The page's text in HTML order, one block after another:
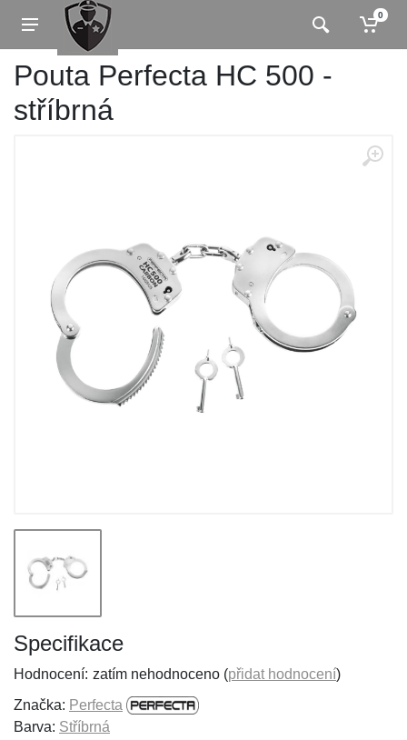
0
Pouta Perfecta HC 500 -
stříbrná
Specifikace
Hodnocení: zatím nehodnoceno (přidat hodnocení)
Značka: Perfecta
Barva: Stříbrná